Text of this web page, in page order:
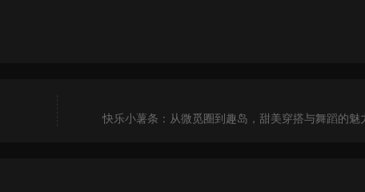
快乐小薯条：从微觅圈到趣岛，甜美穿搭与舞蹈的魅